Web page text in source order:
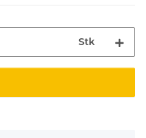
Stk